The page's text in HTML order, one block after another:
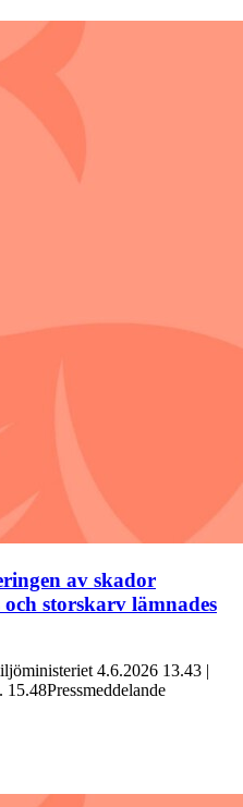
av skador
storskarv lämnades
4.6.2026 13.43 |